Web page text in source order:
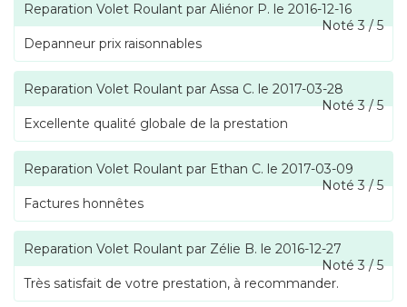
Reparation Volet Roulant par Aliénor P. le 2016-12-16
Noté3/5
Depanneur prix raisonnables
Reparation Volet Roulant par Assa C. le 2017-03-28
Noté3/5
Excellente qualité globale de la prestation
Reparation Volet Roulant par Ethan C. le 2017-03-09
Noté3/5
Factures honnêtes
Reparation Volet Roulant par Zélie B. le 2016-12-27
Noté3/5
Très satisfait de votre prestation, à recommander.